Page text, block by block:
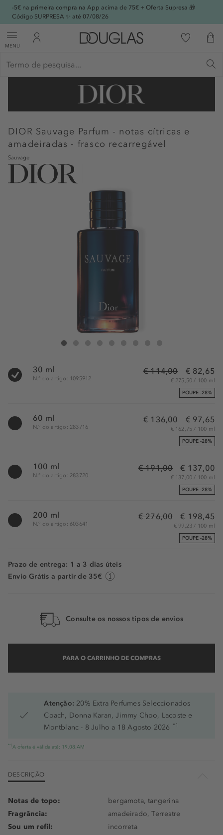
-5€ na primeira compra na App acima de 75€ + Oferta Supresa 🎁
Código SURPRESA ✨ até 07/08/26
MENU
DIOR Sauvage Parfum - notas cítricas e
amadeiradas - frasco recarregável
Sauvage
DIOR Sauvage Parfum - notas cítricas e amadeiradas - frasco
30 ml
N.° do artigo: 1095912
€ 114,00 € 82,65
€ 275,50 / 100 ml
POUPE -28%
60 ml
N.° do artigo: 283716
€ 136,00 € 97,65
€ 162,75 / 100 ml
POUPE -28%
100 ml
N.° do artigo: 283720
€ 191,00 € 137,00
€ 137,00 / 100 ml
POUPE -28%
200 ml
N.° do artigo: 603641
€ 276,00 € 198,45
€ 99,23 / 100 ml
POUPE -28%
Prazo de entrega: 1 a 3 dias úteis
Envio Grátis a partir de 35€
Consulte os nossos tipos de envios
PARA O CARRINHO DE COMPRAS
Atenção: 20% Extra Perfumes Seleccionados
Coach, Donna Karan, Jimmy Choo, Lacoste e
Montblanc - 8 Julho a 18 Agosto 2026 *1
*1 A oferta é válida até: 19.08.AM
DESCRIÇÃO
Notas de topo:
bergamota, tangerina
Fragrância:
amadeirado, Terrestre
Sou um refil:
incorreta